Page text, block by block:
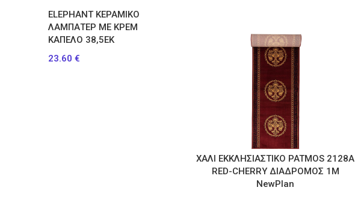
ELEPHANT ΚΕΡΑΜΙΚΟ
ΛΑΜΠΑΤΕΡ ΜΕ ΚΡΕΜ
ΚΑΠΕΛΟ 38,5ΕΚ
23.60 €
ΧΑΛΙ ΕΚΚΛΗΣΙΑΣΤΙΚΟ PATMOS 2128Α
RED-CHERRY ΔΙΑΔΡΟΜΟΣ 1Μ
NewPlan